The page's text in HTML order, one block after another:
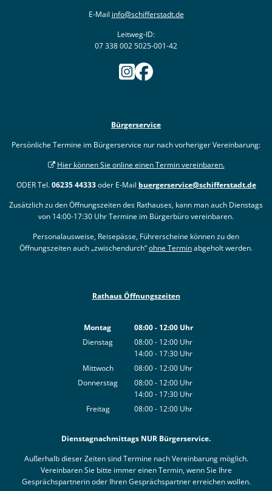
E-Mail info@schifferstadt.de
Leitweg-ID:
07 338 002 5025-001-42
Bürgerservice
Persönliche Termine im Bürgerservice nur nach vorheriger Vereinbarung:
Hier können Sie online einen Termin vereinbaren.
ODER Tel.06235 44333oder E-Mail buergerservice@schifferstadt.de
Zusätzlich zu den Öffnungszeiten des Rathauses, kann man auch Dienstags
von 14:00-17:30 Uhr Termine im Bürgerbüro vereinbaren.
Personalausweise, Reisepässe, Führerscheine können zu den
Öffnungszeiten auch „zwischendurch“ohne Terminabgeholt werden.
Rathaus Öffnungszeiten
Montag 08:00- 12:00Uhr
Von 08:00 bis 12:00 Uhr
Dienstag 08:00- 12:00 Uhr
Von 08:00 bis 12:00 Uhr
14:00- 17:30 Uhr
Von 14:00 bis 17:30 Uhr
Mittwoch 08:00- 12:00 Uhr
Von 08:00 bis 12:00 Uhr
Donnerstag 08:00- 12:00 Uhr
Von 08:00 bis 12:00 Uhr
14:00- 17:30 Uhr
Von 14:00 bis 17:30 Uhr
Freitag 08:00- 12:00 Uhr
Dienstagnachmittags NUR Bürgerservice.
Außerhalb dieser Zeiten sind Termine nach Vereinbarung möglich.
Vereinbaren Sie bitte immer einen Termin, wenn Sie Ihre
Gesprächspartnerin oder Ihren Gesprächspartner erreichen wollen.